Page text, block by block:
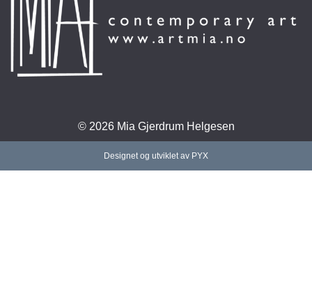
© 2026 Mia Gjerdrum Helgesen
Designet og utviklet av PYX